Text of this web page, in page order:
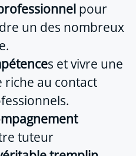
pour
un des nombreux
s et vivre une
riche au contact
tuteur